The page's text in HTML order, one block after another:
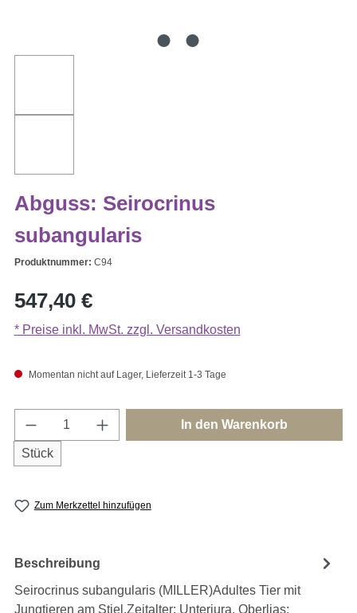
Abguss: Seirocrinus
subangularis
Produktnummer: C94
Regulärer Preis:
547,40 €
* Preise inkl. MwSt. zzgl. Versandkosten
Momentan nicht auf Lager, Lieferzeit 1-3 Tage
Produkt Anzahl: Gib den gewünschten
Stück
In den Warenkorb
Zum Merkzettel hinzufügen
Beschreibung
Seirocrinus subangularis (MILLER)Adultes Tier mit
Jungtieren am Stiel.Zeitalter: Unterjura, Oberlias;